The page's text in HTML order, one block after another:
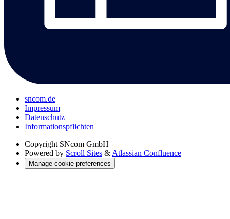
sncom.de
Impressum
Datenschutz
Informations­pflichten
Copyright SNcom GmbH
Powered by Scroll Sites & Atlassian Confluence
Manage cookie preferences